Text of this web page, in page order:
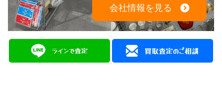
会社情報を見る